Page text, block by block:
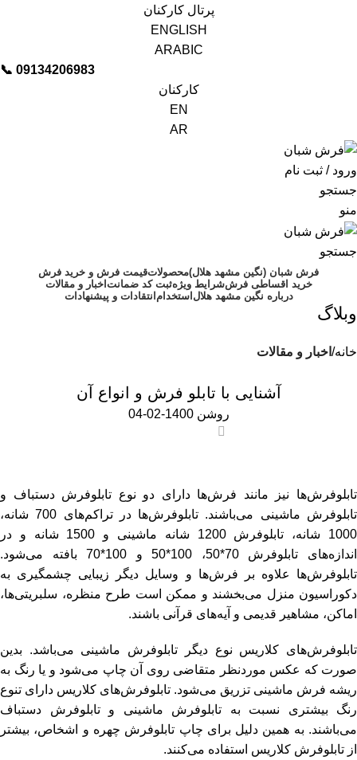
پرتال کارکنان
ENGLISH
ARABIC
📞︁ 09134206983
کارکنان
EN
AR
ورود / ثبت نام
جستجو
منو
جستجو
فرش شبان (نگین مشهد هلال)محصولاتقیمت فرش و خرید فرش
خرید اقساطی فرششرایط ویژهثبت کد ضمانتاخبار و مقالات
درباره نگین مشهد هلالاستخدامانتقادات و پیشنهادات
وبلاگ
خانه اخبار و مقالات
آشنایی با تابلو فرش و انواع آن
روشن 1400-02-04
تابلوفرش‌ها نیز مانند فرش‌ها دارای دو نوع تابلوفرش دستباف و
تابلوفرش ماشینی می‌باشند. تابلوفرش‌ها در تراکم‌های 700 شانه،
1000 شانه، تابلوفرش 1200 شانه ماشینی و 1500 شانه و در
اندازه‌های تابلوفرش 70*50، 100*50 و 100*70 بافته می‌شود.
تابلوفرش‌ها علاوه بر فرش‌ها و وسایل دیگر زیبایی چشمگیری به
دکوراسیون منزل می‌بخشند و ممکن است طرح منظره، سلبریتی‌ها،
اماکن، مشاهیر قدیمی و آیه‌های قرآنی باشند.
تابلوفرش‌های کلاریس نوع دیگر تابلوفرش ماشینی می‌باشد. بدین
صورت که عکس موردنظر متقاضی روی آن چاپ می‌شود و یا رنگ به
ریشه فرش ماشینی تزریق می‌شود. تابلوفرش‌های کلاریس دارای تنوع
رنگ بیشتری نسبت به تابلوفرش ماشینی و تابلوفرش دستباف
می‌باشند. به همین دلیل برای چاپ تابلوفرش چهره و اشخاص، بیشتر
از تابلوفرش کلاریس استفاده می‌کنند.